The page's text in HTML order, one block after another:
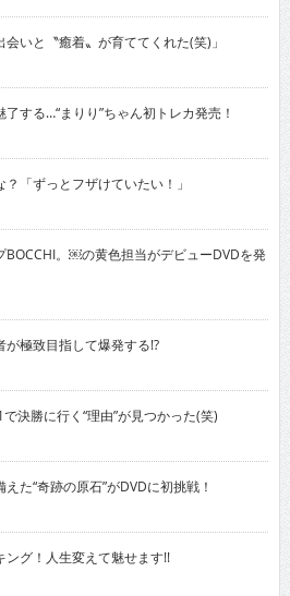
いと〝癒着〟が育ててくれた(笑)」
する…“まりり”ちゃん初トレカ発売！
「ずっとフザけていたい！」
。￼の黄色担当がデビューDVDを発
極致目指して爆発する!?
決勝に行く“理由”が見つかった(笑)
た“奇跡の原石”がDVDに初挑戦！
グ！人生変えて魅せます!!